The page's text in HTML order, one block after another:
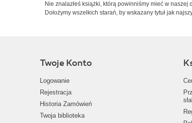
Nie znalazłeś książki, którą powinniśmy mieć w naszej
Dołożymy wszelkich starań, by wskazany tytuł jak
Twoje Konto
Logowanie
Rejestracja
Historia Zamówień
Twoja biblioteka